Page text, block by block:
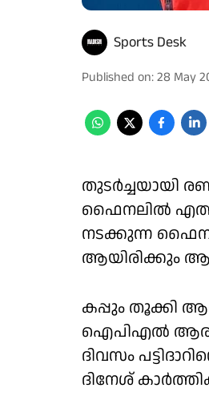
Sports Desk
Published on:28 May
തുടർച്ചയായി
ഫൈനലിൽ
നടക്കുന്ന
ആയിരിക്കും
കപ്പും തൂക്കി
ഐപിഎൽ
ദിവസം
ദിനേശ്